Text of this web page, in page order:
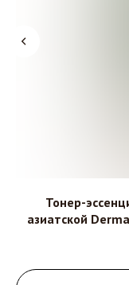
Тонер-
азиатской